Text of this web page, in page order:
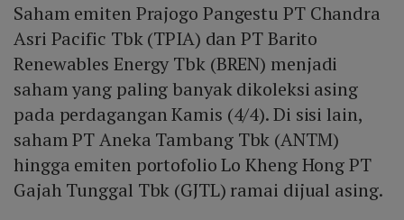
Saham emiten Prajogo Pangestu PT Chandra
Asri Pacific Tbk (TPIA) dan PT Barito
Renewables Energy Tbk (BREN) menjadi
saham yang paling banyak dikoleksi asing
pada perdagangan Kamis (4/4). Di sisi lain,
saham PT Aneka Tambang Tbk (ANTM)
hingga emiten portofolio Lo Kheng Hong PT
Gajah Tunggal Tbk (GJTL) ramai dijual asing.